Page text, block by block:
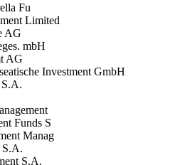
Fu
Limited
AG
mbH
AG
Investment GmbH
Funds S
Manag
S.A.
S.A.